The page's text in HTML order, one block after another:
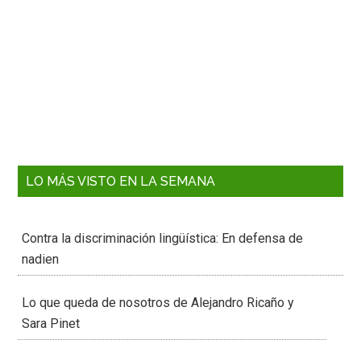
LO MÁS VISTO EN LA SEMANA
Contra la discriminación lingüística: En defensa de
nadien
Lo que queda de nosotros de Alejandro Ricaño y
Sara Pinet